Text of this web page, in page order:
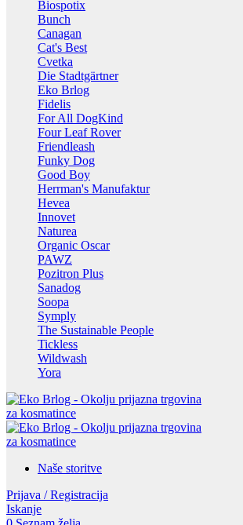
Biospotix
Bunch
Canagan
Cat's Best
Cvetka
Die Stadtgärtner
Eko Brlog
Fidelis
For All DogKind
Four Leaf Rover
Friendleash
Funky Dog
Good Boy
Herrman's Manufaktur
Hevea
Innovet
Naturea
Organic Oscar
PAWZ
Pozitron Plus
Sanadog
Soopa
Symply
The Sustainable People
Tickless
Wildwash
Yora
Naše storitve
Prijava / Registracija
Iskanje